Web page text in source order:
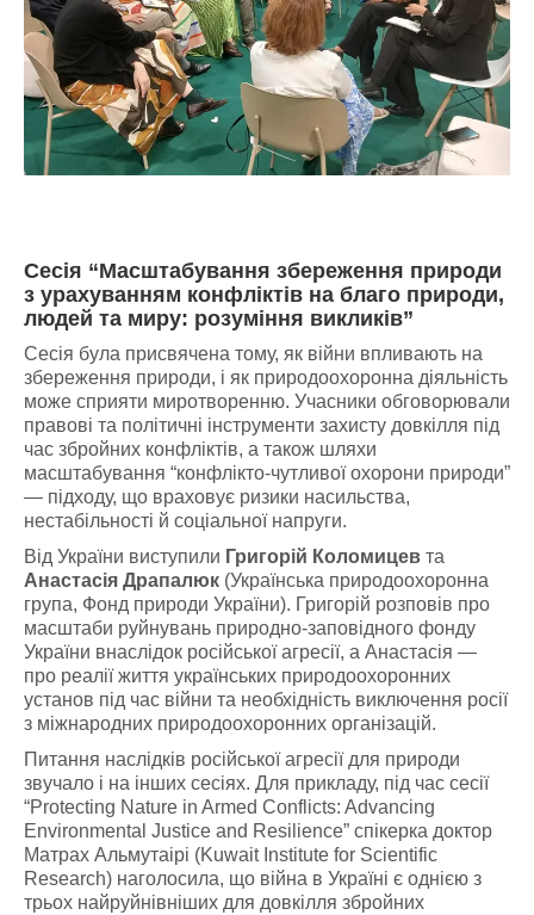
Сесія “Масштабування збереження природи
з урахуванням конфліктів на благо природи,
людей та миру: розуміння викликів”
Сесія була присвячена тому, як війни впливають на
збереження природи, і як природоохоронна діяльність
може сприяти миротворенню. Учасники обговорювали
правові та політичні інструменти захисту довкілля під
час збройних конфліктів, а також шляхи
масштабування “конфлікто-чутливої охорони природи”
— підходу, що враховує ризики насильства,
нестабільності й соціальної напруги.
Від України виступили Григорій Коломицев та
Анастасія Драпалюк (Українська природоохоронна
група, Фонд природи України). Григорій розповів про
масштаби руйнувань природно-заповідного фонду
України внаслідок російської агресії, а Анастасія —
про реалії життя українських природоохоронних
установ під час війни та необхідність виключення росії
з міжнародних природоохоронних організацій.
Питання наслідків російської агресії для природи
звучало і на інших сесіях. Для прикладу, під час сесії
“Protecting Nature in Armed Conflicts: Advancing
Environmental Justice and Resilience” спікерка доктор
Матрах Альмутаірі (Kuwait Institute for Scientific
Research) наголосила, що війна в Україні є однією з
трьох найруйнівніших для довкілля збройних